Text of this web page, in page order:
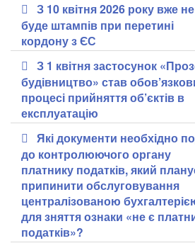
З 10 квітня 2026 року вже не
буде штампів при перетині
кордону з ЄС
З 1 квітня застосунок
будівництво» став
процесі прийняття об’єктів в
експлуатацію
Які документи необхідно
до контролюючого органу
платнику податків, який
припинити обслуговування
централізованою
для зняття ознаки «не є
податків»?